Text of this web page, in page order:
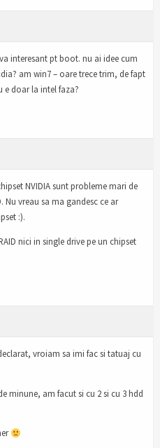
interesant pt boot. nu ai idee cum
am win7 – oare trece trim, de fapt
e doar la intel faza?
NVIDIA sunt probleme mari de
Nu vreau sa ma gandesc ce ar
:).
nici in single drive pe un chipset
vroiam sa imi fac si tatuaj cu
minune, am facut si cu 2 si cu 3 hdd